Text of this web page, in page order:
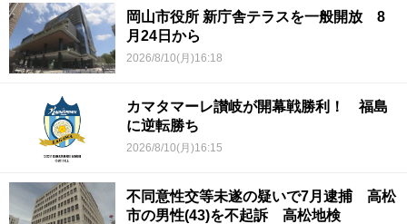
岡山市役所 新庁舎テラスを一般開放 8
月24日から
2026/8/10(月)16:18
カマタマーレ讃岐が開幕戦勝利！ 福島
に逆転勝ち
2026/8/10(月)16:15
不同意性交等未遂の疑いで7月逮捕 高松
市の男性(43)を不起訴 高松地検